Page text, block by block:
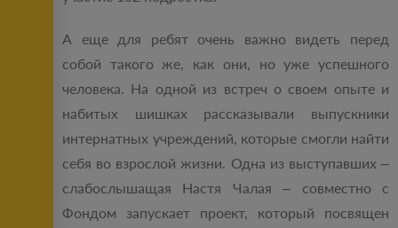
А еще для ребят очень важно видеть перед
собой такого же, как они, но уже успешного
человека. На одной из встреч о своем опыте и
набитых шишках рассказывали выпускники
интернатных учреждений, которые смогли найти
себя во взрослой жизни. Одна из выступавших –
слабослышащая Настя Чалая – совместно с
Фондом запускает проект, который посвящен